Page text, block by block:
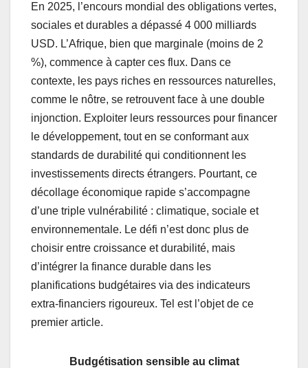
En 2025, l’encours mondial des obligations vertes,
sociales et durables a dépassé 4 000 milliards
USD. L’Afrique, bien que marginale (moins de 2
%), commence à capter ces flux. Dans ce
contexte, les pays riches en ressources naturelles,
comme le nôtre, se retrouvent face à une double
injonction. Exploiter leurs ressources pour financer
le développement, tout en se conformant aux
standards de durabilité qui conditionnent les
investissements directs étrangers. Pourtant, ce
décollage économique rapide s’accompagne
d’une triple vulnérabilité : climatique, sociale et
environnementale. Le défi n’est donc plus de
choisir entre croissance et durabilité, mais
d’intégrer la finance durable dans les
planifications budgétaires via des indicateurs
extra-financiers rigoureux. Tel est l’objet de ce
premier article.
Budgétisation sensible au climat